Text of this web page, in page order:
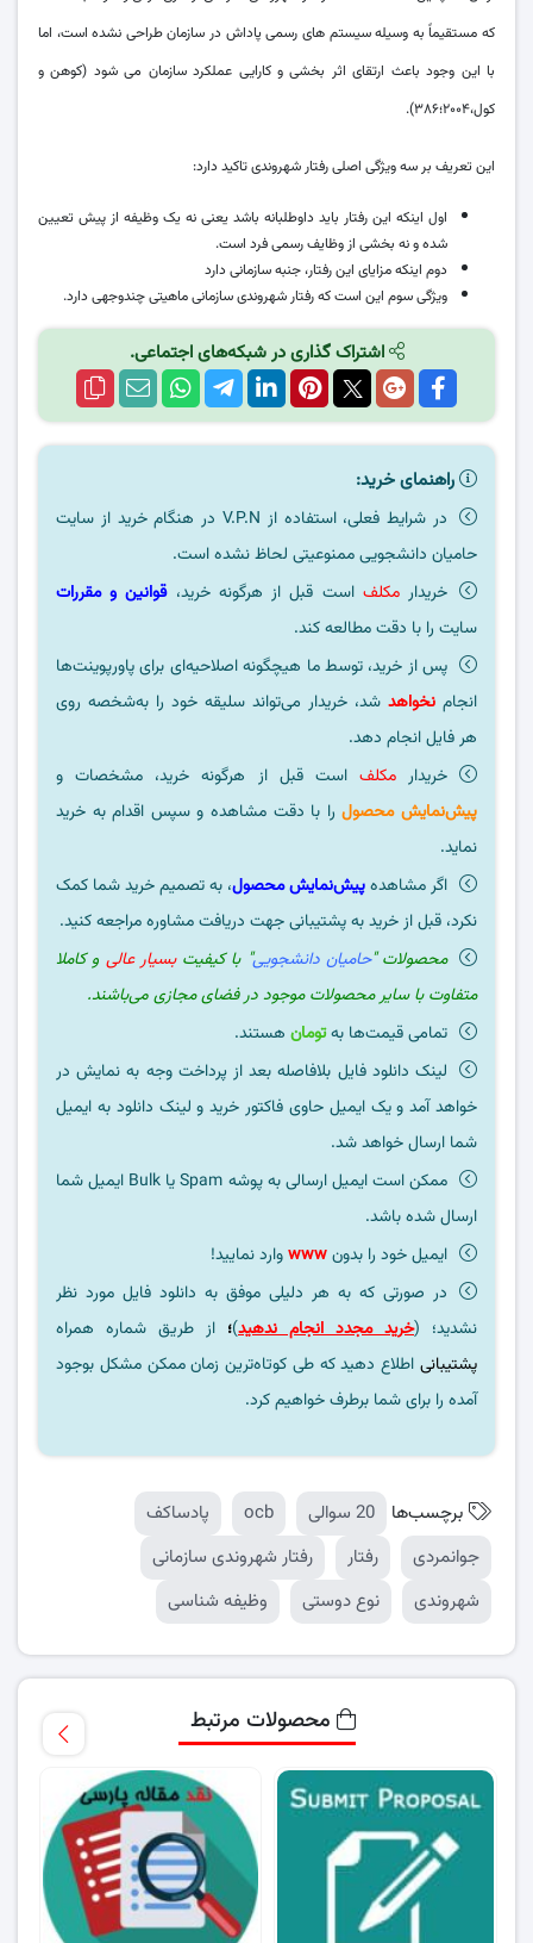
که مستقیماً به وسیله سیستم های رسمی پاداش در سازمان طراحی نشده است، اما
با این وجود باعث ارتقای اثر بخشی و کارایی عملکرد سازمان می شود (کوهن و
کول،۲۰۰۴؛۳۸۶).
این تعریف بر سه ویژگی اصلی رفتار شهروندی تاکید دارد:
اول اینکه این رفتار باید داوطلبانه باشد یعنی نه یک وظیفه از پیش تعیین
شده و نه بخشی از وظایف رسمی فرد است.
دوم اینکه مزایای این رفتار، جنبه سازمانی دارد
ویژگی سوم این است که رفتار شهروندی سازمانی ماهیتی چندوجهی دارد.
اشتراک گذاری در شبکه‌های اجتماعی.
راهنمای خرید:
در شرایط فعلی، استفاده از V.P.N در هنگام خرید از سایت
حامیان دانشجویی ممنوعیتی لحاظ نشده است.
خریدارمکلف است قبل از هرگونه خرید،قوانین و مقررات
سایت را با دقت مطالعه کند.
پس از خرید، توسط ما هیچگونه اصلاحیه‌ای برای پاورپوینت‌ها
انجام نخواهد شد، خریدار می‌تواند سلیقه خود را به‌شخصه روی
هر فایل انجام دهد.
خریدارمکلف است قبل از هرگونه خرید، مشخصات و
پیش‌نمایش محصولرا با دقت مشاهده و سپس اقدام به خرید
نماید.
اگر مشاهدهپیش‌نمایش محصول، به تصمیم خرید شما کمک
نکرد، قبل از خرید به پشتیبانی جهت دریافت مشاوره مراجعه کنید.
محصولات "حامیان دانشجویی" با کیفیت بسیار عالی و کاملا
متفاوت با سایر محصولات موجود در فضای مجازی می‌باشند.
تمامی قیمت‌ها بهتومان هستند.
لینک دانلود فایل بلافاصله بعد از پرداخت وجه به نمایش در
خواهد آمد و یک ایمیل حاوی فاکتور خرید و لینک دانلود به ایمیل
شما ارسال خواهد شد.
ممکن است ایمیل ارسالی به پوشه Spam یا Bulk ایمیل شما
ارسال شده باشد.
ایمیل خود را بدونwwwوارد نمایید!
در صورتی که به هر دلیلی موفق به دانلود فایل مورد نظر
نشدید؛ (خرید مجدد انجام ندهید)؛ از طریق شماره همراه
پشتیبانی اطلاع دهید که طی کوتاه‌ترین زمان ممکن مشکل بوجود
آمده را برای شما برطرف خواهیم کرد.
برچسب‌ها 20 سوالی ocb
پادساکف
جوانمردی
رفتار
رفتار شهروندی سازمانی
شهروندی
نوع دوستی وظیفه شناسی
محصولات مرتبط